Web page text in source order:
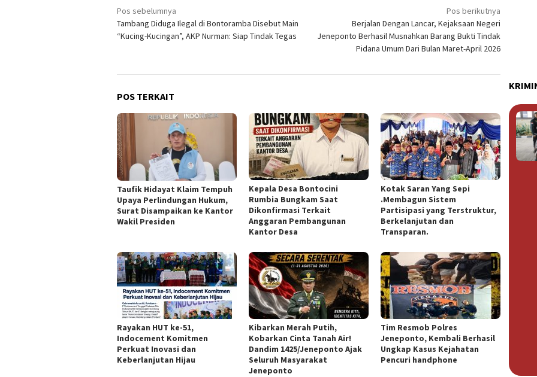
Navigasi
pos
Pos sebelumnya
Tambang Diduga Ilegal di Bontoramba Disebut Main
“Kucing-Kucingan”, AKP Nurman: Siap Tindak Tegas ‎
Pos berikutnya
Berjalan Dengan Lancar, Kejaksaan Negeri
Jeneponto Berhasil Musnahkan Barang Bukti Tindak
Pidana Umum Dari Bulan Maret-April 2026
POS TERKAIT
Taufik Hidayat Klaim Tempuh
Upaya Perlindungan Hukum,
Surat Disampaikan ke Kantor
Wakil Presiden
Kepala Desa Bontocini
Rumbia Bungkam Saat
Dikonfirmasi Terkait
Anggaran Pembangunan
Kantor Desa
Kotak Saran Yang Sepi
.Membagun Sistem
Partisipasi yang Terstruktur,
Berkelanjutan dan
Transparan.
Rayakan HUT ke-51,
Indocement Komitmen
Perkuat Inovasi dan
Keberlanjutan Hijau
Kibarkan Merah Putih,
Kobarkan Cinta Tanah Air!
Dandim 1425/Jeneponto Ajak
Seluruh Masyarakat
Jeneponto
Tim Resmob Polres
Jeneponto, Kembali Berhasil
Ungkap Kasus Kejahatan
Pencuri handphone